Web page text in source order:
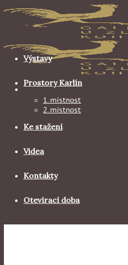
Skip
content
Výstavy
Prostory Karlín
1. místnost
2. místnost
Ke stažení
Videa
Kontakty
Otevírací doba